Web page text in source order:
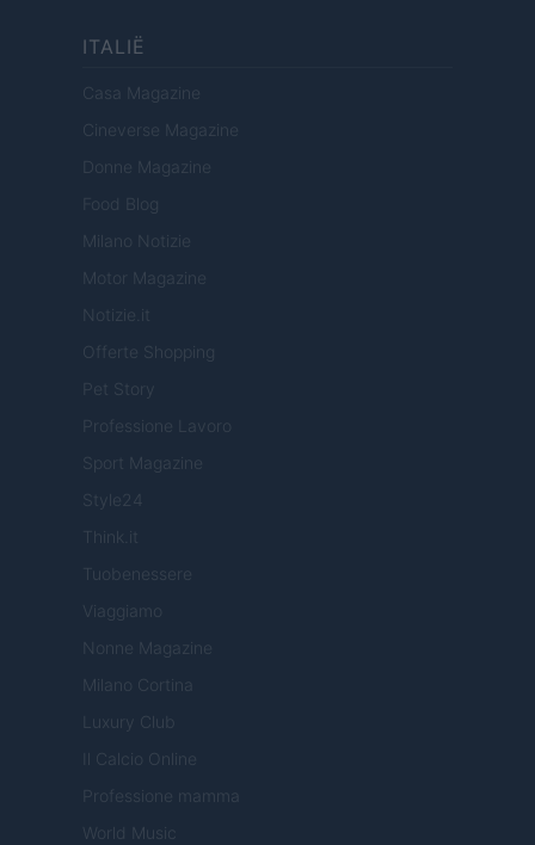
ITALIË
Casa Magazine
Cineverse Magazine
Donne Magazine
Food Blog
Milano Notizie
Motor Magazine
Notizie.it
Offerte Shopping
Pet Story
Professione Lavoro
Sport Magazine
Style24
Think.it
Tuobenessere
Viaggiamo
Nonne Magazine
Milano Cortina
Luxury Club
Il Calcio Online
Professione mamma
World Music